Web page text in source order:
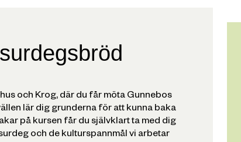
och Krog, där du får möta Gunnebos
lär dig grunderna för att kunna baka
på kursen får du självklart ta med dig
och de kulturspannmål vi arbetar